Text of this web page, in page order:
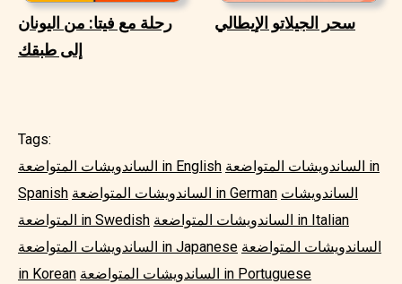
رحلة مع فيتا: من اليونان
إلى طبقك
سحر الجيلاتو الإيطالي
Tags:
الساندويشات المتواضعة in English الساندويشات المتواضعة in
Spanish
الساندويشات المتواضعة in German الساندويشات
المتواضعة in Swedish
الساندويشات المتواضعة in Italian
الساندويشات المتواضعة in Japanese الساندويشات المتواضعة
in Korean
الساندويشات المتواضعة in Portuguese